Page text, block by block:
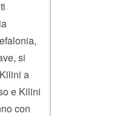
si
a
e Kilini
con